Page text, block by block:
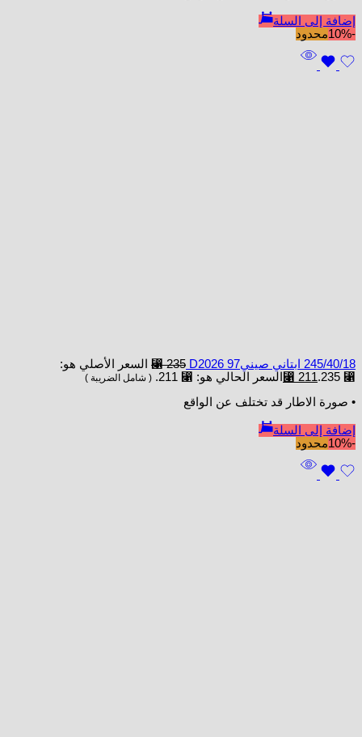
إضافة إلى السلة
-10%
محدود
245/40/18 ابتاني صينيD2026 97 ⃁235
السعر الأصلي هو:
⃁ 235.
⃁ 211 السعر الحالي هو: ⃁ 211. ( شامل الضريبة )
• صورة الاطار قد تختلف عن الواقع
إضافة إلى السلة
-10%
محدود